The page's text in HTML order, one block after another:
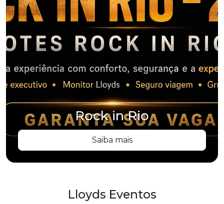
Rock in Rio
Saiba mais
Lloyds Eventos